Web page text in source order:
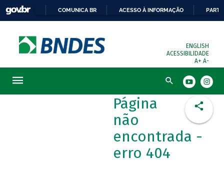
COMUNICA BR ACESSO À INFORMAÇÃO
ENGLISH
ACESSIBILIDADE
A+ A-
Busca
Página
não
encontrada -
erro 404